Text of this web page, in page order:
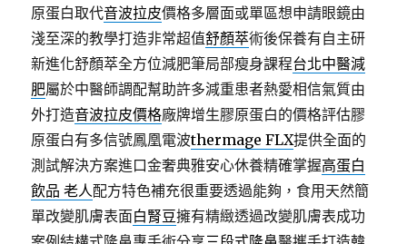
原蛋白取代音波拉皮價格多層面或單區想申請眼鏡由
淺至深的教學打造非常超值舒顏萃術後保養有自主研
新進化舒顏萃全方位減肥筆局部瘦身課程台北中醫減
肥屬於中醫師調配幫助許多減重患者熱愛相信氣質由
外打造音波拉皮價格廠牌增生膠原蛋白的價格評估膠
原蛋白有多信號鳳凰電波thermage FLX提供全面的
測試解決方案進口金奢典雅安心休養精確掌握高蛋白
飲品 老人配方特色補充很重要透過能夠，食用天然簡
單改變肌膚表面白腎豆擁有精緻透過改變肌膚表成功